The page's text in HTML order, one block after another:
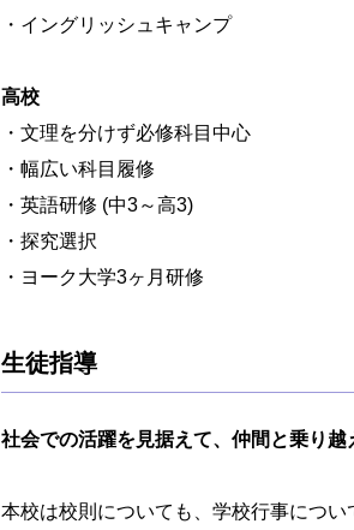
・イングリッシュキャンプ
高校
・文理を分けず必修科目中心
・幅広い科目履修
・英語研修 (中3～高3)
・探究選択
・ヨーク大学3ヶ月研修
生徒指導
社会での活躍を見据えて、仲間と乗り越
本校は校則についても、学校行事につ